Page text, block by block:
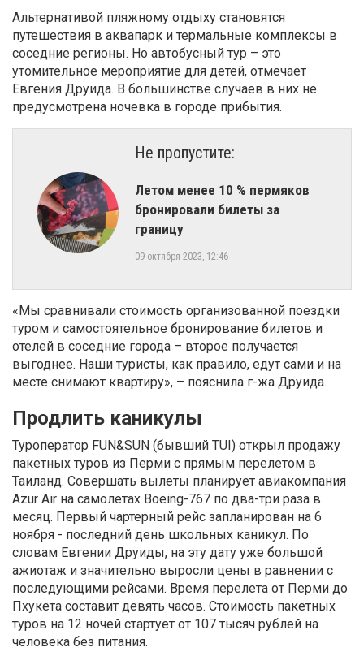
Альтернативой пляжному отдыху становятся
путешествия в аквапарк и термальные комплексы в
соседние регионы. Но автобусный тур – это
утомительное мероприятие для детей, отмечает
Евгения Друида. В большинстве случаев в них не
предусмотрена ночевка в городе прибытия.
Не пропустите:
​Летом менее 10 % пермяков
бронировали билеты за
границу
09 октября 2023, 12:46
«Мы сравнивали стоимость организованной поездки
туром и самостоятельное бронирование билетов и
отелей в соседние города – второе получается
выгоднее. Наши туристы, как правило, едут сами и на
месте снимают квартиру», – пояснила г-жа Друида.
Продлить каникулы
Туроператор FUN&SUN (бывший TUI) открыл продажу
пакетных туров из Перми с прямым перелетом в
Таиланд. Совершать вылеты планирует авиакомпания
Azur Air на самолетах Boeing-767 по два-три раза в
месяц. Первый чартерный рейс запланирован на 6
ноября - последний день школьных каникул. По
словам Евгении Друиды, на эту дату уже большой
ажиотаж и значительно выросли цены в равнении с
последующими рейсами. Время перелета от Перми до
Пхукета составит девять часов. Стоимость пакетных
туров на 12 ночей стартует от 107 тысяч рублей на
человека без питания.